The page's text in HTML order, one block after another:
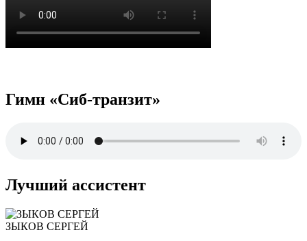
Гимн «Сиб-транзит»
Лучший ассистент
ЗЫКОВ СЕРГЕЙ